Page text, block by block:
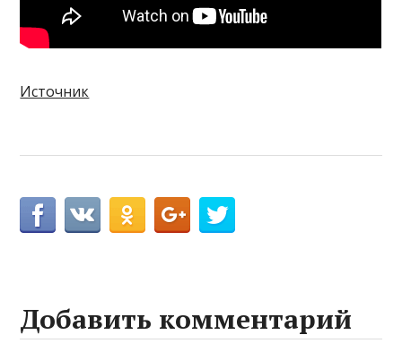
Источник
Добавить комментарий